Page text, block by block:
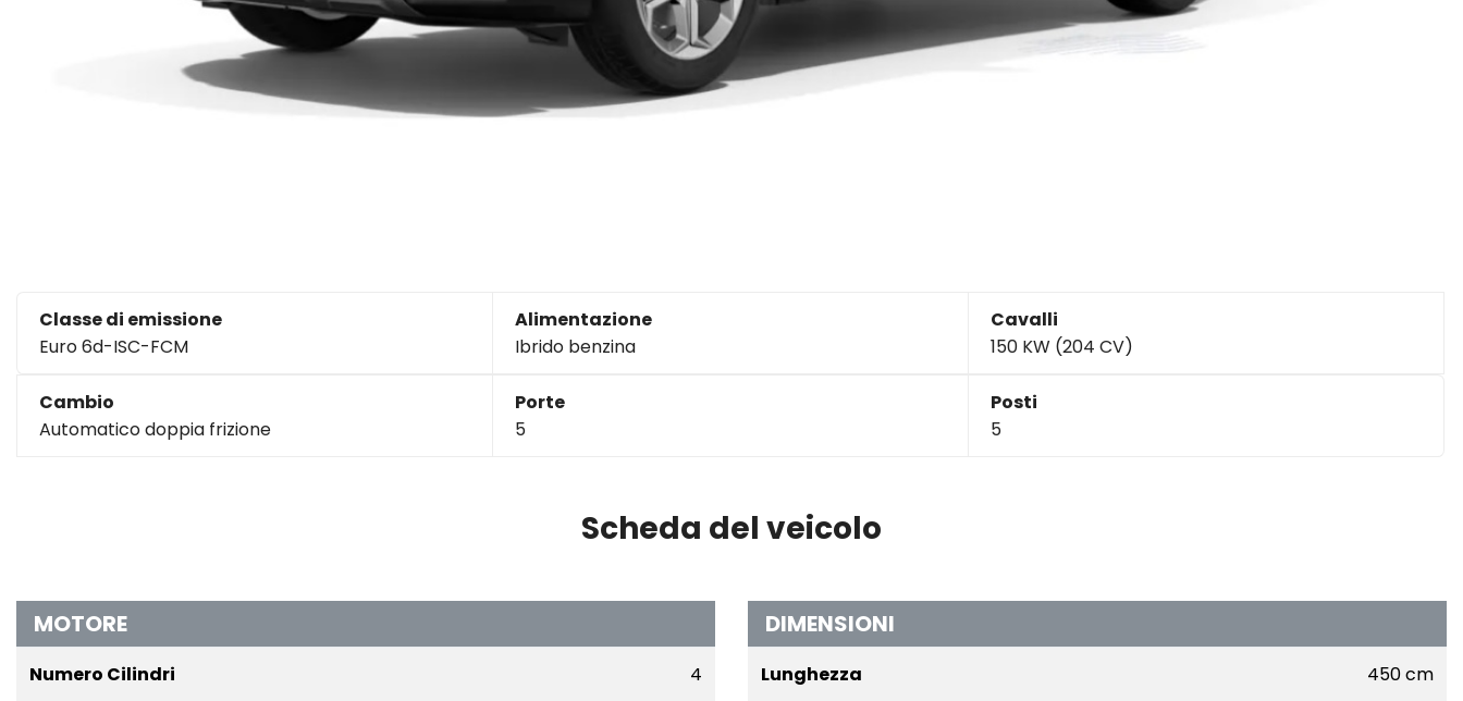
Classe di emissione
Euro 6d-ISC-FCM
Alimentazione
Ibrido benzina
Cavalli
150 KW (204 CV)
Cambio
Automatico doppia frizione
Porte
5
Posti
5
Scheda del veicolo
MOTORE
Numero Cilindri 4
DIMENSIONI
Lunghezza 450 cm